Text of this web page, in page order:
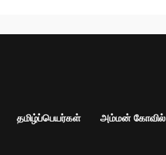
தமிழ்ப்பெயர்கள் அம்மன் கோவில்